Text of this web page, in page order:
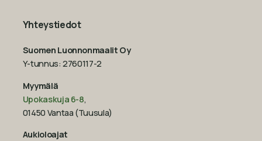
Yhteystiedot
Suomen Luonnonmaalit Oy
Y-tunnus: 2760117-2
Myymälä
Upokaskuja 6-8,
01450 Vantaa (Tuusula)
Aukioloajat